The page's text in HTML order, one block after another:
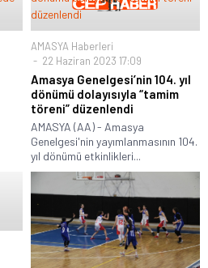
AMASYA Haberleri
22 Haziran 2023 17:09
Amasya Genelgesi’nin 104. yıl
dönümü dolayısıyla “tamim
töreni” düzenlendi
AMASYA (AA) - Amasya
Genelgesi'nin yayımlanmasının 104.
yıl dönümü etkinlikleri...